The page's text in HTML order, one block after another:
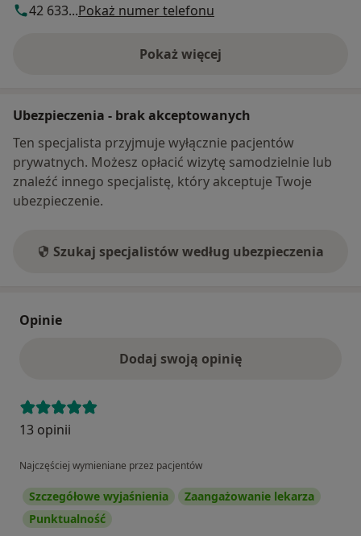
42 633...Pokaż numer telefonu
Pokaż więcej
o adresie
Ubezpieczenia - brak akceptowanych
Ten specjalista przyjmuje wyłącznie pacjentów
prywatnych. Możesz opłacić wizytę samodzielnie lub
znaleźć innego specjalistę, który akceptuje Twoje
ubezpieczenie.
Szukaj specjalistów według ubezpieczenia
Opinie
Dodaj swoją opinię
13 opinii
Najczęściej wymieniane przez pacjentów
Szczegółowe wyjaśnienia
Zaangażowanie lekarza
Punktualność